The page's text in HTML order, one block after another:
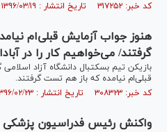
کد خبر: ۳۱۷۲۵۲ تاریخ انتشار : ۱۳۹۶/۰۳/۱۹
هنوز جواب آزمایش قبلی‌ام
گرفتند/ می‌خواهیم کار را در
بازیکن تیم بسکتبال دانشگاه آزاد
قبلی‌ام نیامده که باز هم تست گرفتند.
کد خبر: ۳۰۸۳۲۳ تاریخ انتشار : ۱۳۹۶/۰۲/۲۳
واکنش رئیس فدراسیون پزشکی